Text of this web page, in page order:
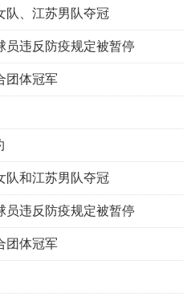
队、江苏男队夺冠
员违反防疫规定被暂停
团体冠军
队和江苏男队夺冠
员违反防疫规定被暂停
团体冠军